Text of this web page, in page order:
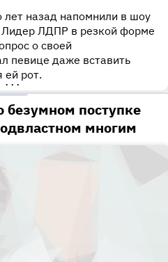
назад напомнили в шоу
Лидер ЛДПР в резкой форме
о своей
певице даже вставить
ей рот.
•••
безумном поступке
многим